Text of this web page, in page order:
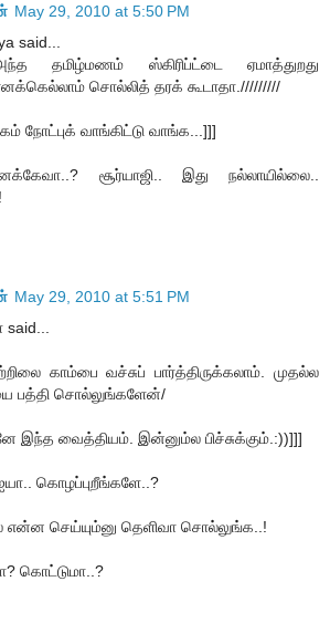
May 29, 2010 at 5:50 PM
said...
தமிழ்மணம் ஸ்கிரிப்ட்டை ஏமாத்துறது
சொல்லித் தரக் கூடாதா./////////
நோட்புக் வாங்கிட்டு வாங்க...]]]
சூர்யாஜி.. இது நல்லாயில்லை..
May 29, 2010 at 5:51 PM
காம்பை வச்சுப் பார்த்திருக்கலாம். முதல்ல
பத்தி சொல்லுங்களேன்/
இந்த வைத்தியம். இன்னும்ல பிச்சுக்கும்.:))]]]
கொழப்புறீங்களே..?
என்ன செய்யும்னு தெளிவா சொல்லுங்க..!
கொட்டுமா..?